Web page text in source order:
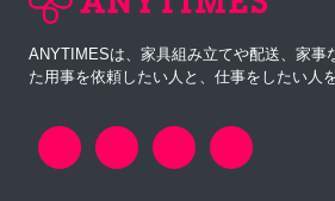
ANYTIMESは、家具組み立てや配送、家事
た用事を依頼したい人と、仕事をしたい人